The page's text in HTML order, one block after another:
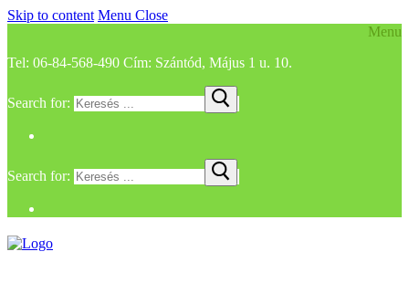
Skip to content Menu Close
Menu
Tel: 06-84-568-490 Cím: Szántód, Május 1 u. 10.
Search for:
Search for: